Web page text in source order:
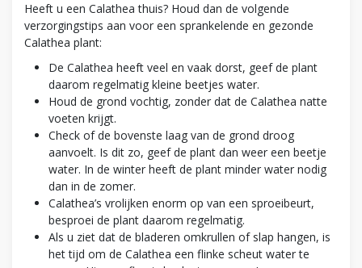
Heeft u een Calathea thuis? Houd dan de volgende
verzorgingstips aan voor een sprankelende en gezonde
Calathea plant:
De Calathea heeft veel en vaak dorst, geef de plant
daarom regelmatig kleine beetjes water.
Houd de grond vochtig, zonder dat de Calathea natte
voeten krijgt.
Check of de bovenste laag van de grond droog
aanvoelt. Is dit zo, geef de plant dan weer een beetje
water. In de winter heeft de plant minder water nodig
dan in de zomer.
Calathea’s vrolijken enorm op van een sproeibeurt,
besproei de plant daarom regelmatig.
Als u ziet dat de bladeren omkrullen of slap hangen, is
het tijd om de Calathea een flinke scheut water te